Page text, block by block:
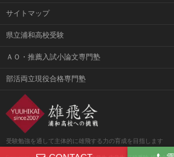
サイトマップ
県立浦和高校受験
ＡＯ・推薦入試小論文専門塾
部活両立現役合格専門塾
受験勉強を通して主体的に雄飛する力の育成を目指します